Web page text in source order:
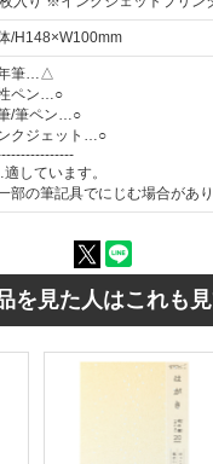
/H148×W100mm
筆…△
ペン…○
/筆ペン…○
クジェット…○
しています。
部の筆記具でにじむ場合があり
を見た人はこれも